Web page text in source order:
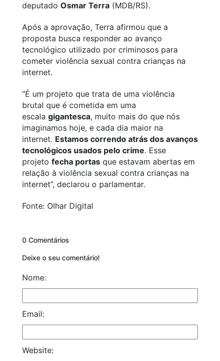
deputado Osmar Terra (MDB/RS).
Após a aprovação, Terra afirmou que a
proposta busca responder ao avanço
tecnológico utilizado por criminosos para
cometer violência sexual contra crianças na
internet.
“É um projeto que trata de uma violência
brutal que é cometida em uma
escala gigantesca, muito mais do que nós
imaginamos hoje, e cada dia maior na
internet. Estamos correndo atrás dos avanços
tecnológicos usados pelo crime. Esse
projeto fecha portas que estavam abertas em
relação à violência sexual contra crianças na
internet”, declarou o parlamentar.
Fonte: Olhar Digital
0 Comentários
Deixe o seu comentário!
Nome:
Email:
Website: